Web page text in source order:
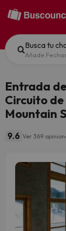
Busca tu
Añade Fechas
Entrada
Circuito
Mountain
9.6 Ver 369